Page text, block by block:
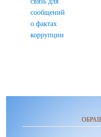
сообщений
о фактах
коррупции